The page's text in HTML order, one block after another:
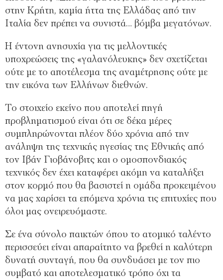
στην Κρήτη, καμία ήττα της Ελλάδας από την
Ιταλία δεν πρέπει να συνιστά… βόμβα μεγατόνων.
Η έντονη ανησυχία για τις μελλοντικές
υποχρεώσεις της «γαλανόλευκης» δεν σχετίζεται
ούτε με το αποτέλεσμα της αναμέτρησης ούτε με
την εικόνα των Ελλήνων διεθνών.
Το στοιχείο εκείνο που αποτελεί πηγή
προβληματισμού είναι ότι σε δέκα μέρες
συμπληρώνονται πλέον δύο χρόνια από την
ανάληψη της τεχνικής ηγεσίας της Εθνικής από
τον Ιβάν Γιοβάνοβιτς και ο ομοσπονδιακός
τεχνικός δεν έχει καταφέρει ακόμη να καταλήξει
στον κορμό που θα βασιστεί η ομάδα προκειμένου
να μας χαρίσει τα επόμενα χρόνια τις επιτυχίες που
όλοι μας ονειρευόμαστε.
Σε ένα σύνολο παικτών όπου το ατομικό ταλέντο
περισσεύει είναι απαραίτητο να βρεθεί η καλύτερη
δυνατή συνταγή, που θα συνδυάσει με τον πιο
συμβατό και αποτελεσματικό τρόπο όχι τα